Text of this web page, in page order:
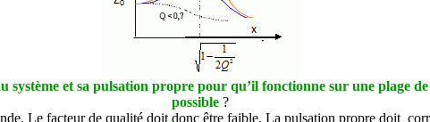
et sa pulsation propre pour qu’il fonctionne sur une plage
possible ?
Le facteur de qualité doit donc être faible. La pulsation propre doit